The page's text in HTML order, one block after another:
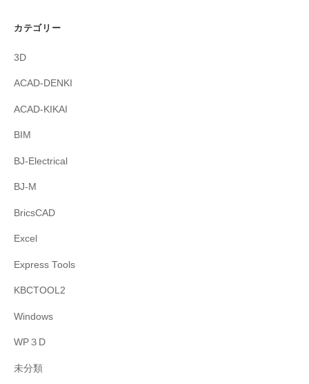
カテゴリー
3D
ACAD-DENKI
ACAD-KIKAI
BIM
BJ-Electrical
BJ-M
BricsCAD
Excel
Express Tools
KBCTOOL2
Windows
WP３D
未分類